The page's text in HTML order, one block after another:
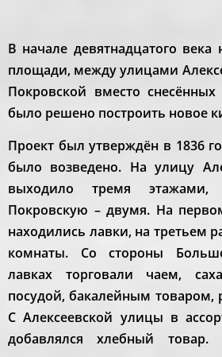
В начале девятнадцатого века
площади, между улицами
Покровской вместо
было решено построить новое
Проект был утверждён в 1836
было возведено. На улицу
выходило тремя
Покровскую – двумя. На
находились лавки, на третьем
комнаты. Со стороны
лавках торговали чаем,
посудой, бакалейным
С Алексеевской улицы в
добавлялся хлебный